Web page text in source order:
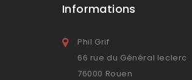
Informations
Phil Grif
66 rue du Général leclerc
76000 Rouen